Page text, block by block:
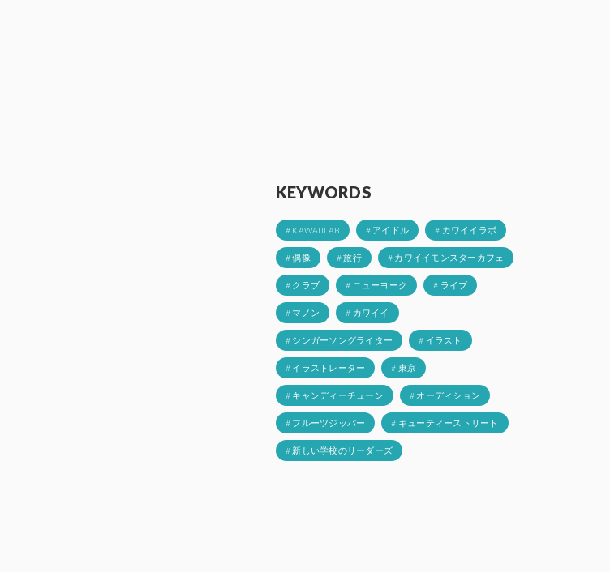
KEYWORDS
# KAWAIILAB # アイドル # カワイイラボ
# 偶像 # 旅行 # カワイイモンスターカフェ
# クラブ # ニューヨーク # ライブ
# マノン # カワイイ
# シンガーソングライター # イラスト
# イラストレーター # 東京
# キャンディーチューン # オーディション
# フルーツジッパー # キューティーストリート
# 新しい学校のリーダーズ